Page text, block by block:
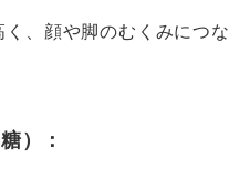
、顔や脚のむくみにつな
）：